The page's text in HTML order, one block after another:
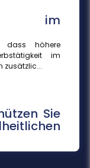
im
dass höhere
im
zusätzlic...
Sie
den Körper